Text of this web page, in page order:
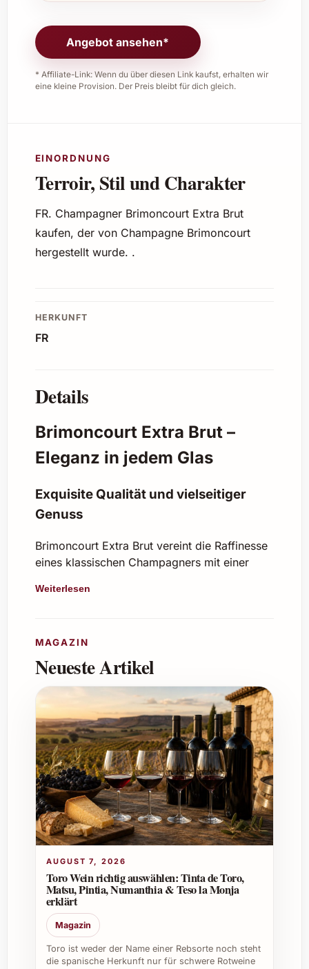
Angebot ansehen*
* Affiliate-Link: Wenn du über diesen Link kaufst, erhalten wir
eine kleine Provision. Der Preis bleibt für dich gleich.
EINORDNUNG
Terroir, Stil und Charakter
FR. Champagner Brimoncourt Extra Brut
kaufen, der von Champagne Brimoncourt
hergestellt wurde. .
HERKUNFT
FR
Details
Brimoncourt Extra Brut –
Eleganz in jedem Glas
Exquisite Qualität und vielseitiger
Genuss
Brimoncourt Extra Brut vereint die Raffinesse
eines klassischen Champagners mit einer
etwas ganz Besonderem macht. Dieser edle
harmonische Balance zwischen Säure und
Mineralität.
Details zur Herstellung und Charakteristik
Herkunft:Champagnerregion,
Frankreich
Rebsorten:Hauptsächlich Chardonnay,
ergänzt durch Pinot Noir und Pinot
Meunier
Geschmack:Frische Zitrusnoten, grüne
Äpfel, feine Hefe- und Brioche-Aromen
Textur:Elegante, feine Perlage mit
einem lebhaften Mousseux
Alkoholgehalt:Ca. 12%
Perfekte Anlässe zum Genießen und
Verschenken
Brimoncourt Extra Brut eignet sich ideal für
Weiterlesen
MAGAZIN
Neueste Artikel
AUGUST 7, 2026
Toro Wein richtig auswählen: Tinta de Toro,
Matsu, Pintia, Numanthia & Teso la Monja
erklärt
Magazin
Toro ist weder der Name einer Rebsorte noch steht
die spanische Herkunft nur für schwere Rotweine